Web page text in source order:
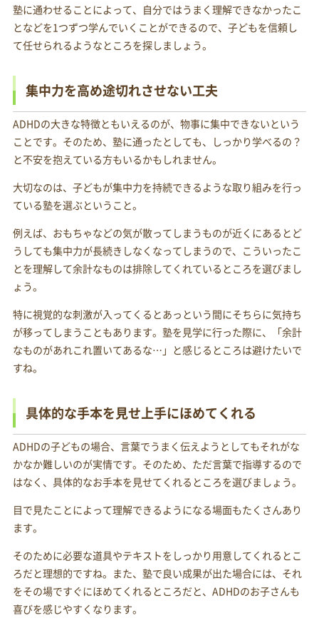
塾に通わせることによって、自分ではうまく理解できなかったこ
となどを1つずつ学んでいくことができるので、子どもを信頼し
て任せられるようなところを探しましょう。
集中力を高め途切れさせない工夫
ADHDの大きな特徴ともいえるのが、物事に集中できないという
ことです。そのため、塾に通ったとしても、しっかり学べるの？
と不安を抱えている方もいるかもしれません。
大切なのは、子どもが集中力を持続できるような取り組みを行っ
ている塾を選ぶということ。
例えば、おもちゃなどの気が散ってしまうものが近くにあるとど
うしても集中力が長続きしなくなってしまうので、こういったこ
とを理解して余計なものは排除してくれているところを選びまし
ょう。
特に視覚的な刺激が入ってくるとあっという間にそちらに気持ち
が移ってしまうこともあります。塾を見学に行った際に、「余計
なものがあれこれ置いてあるな…」と感じるところは避けたいで
すね。
具体的な手本を見せ上手にほめてくれる
ADHDの子どもの場合、言葉でうまく伝えようとしてもそれがな
かなか難しいのが実情です。そのため、ただ言葉で指導するので
はなく、具体的なお手本を見せてくれるところを選びましょう。
目で見たことによって理解できるようになる場面もたくさんあり
ます。
そのために必要な道具やテキストをしっかり用意してくれるとこ
ろだと理想的ですね。また、塾で良い成果が出た場合には、それ
をその場ですぐにほめてくれるところだと、ADHDのお子さんも
喜びを感じやすくなります。